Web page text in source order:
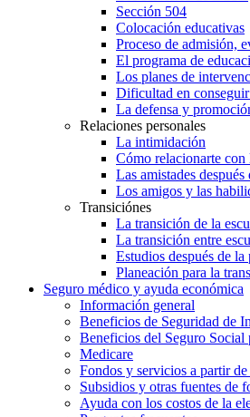
Sección 504
Colocación educativas
Proceso de admisión,
El programa de
Los planes de
Dificultad en
La defensa y
Relaciones personales
La intimidación
Cómo relacionarte con
Las amistades
Los amigos y las
Transiciónes
La transición de la
La transición entre
Estudios después de la
Planeación para la
Seguro médico y ayuda económica
Información general
Beneficios de Seguridad de
Beneficios del Seguro
Medicare
Fondos y servicios a partir
Subsidios y otras fuentes de
Ayuda con los costos de la